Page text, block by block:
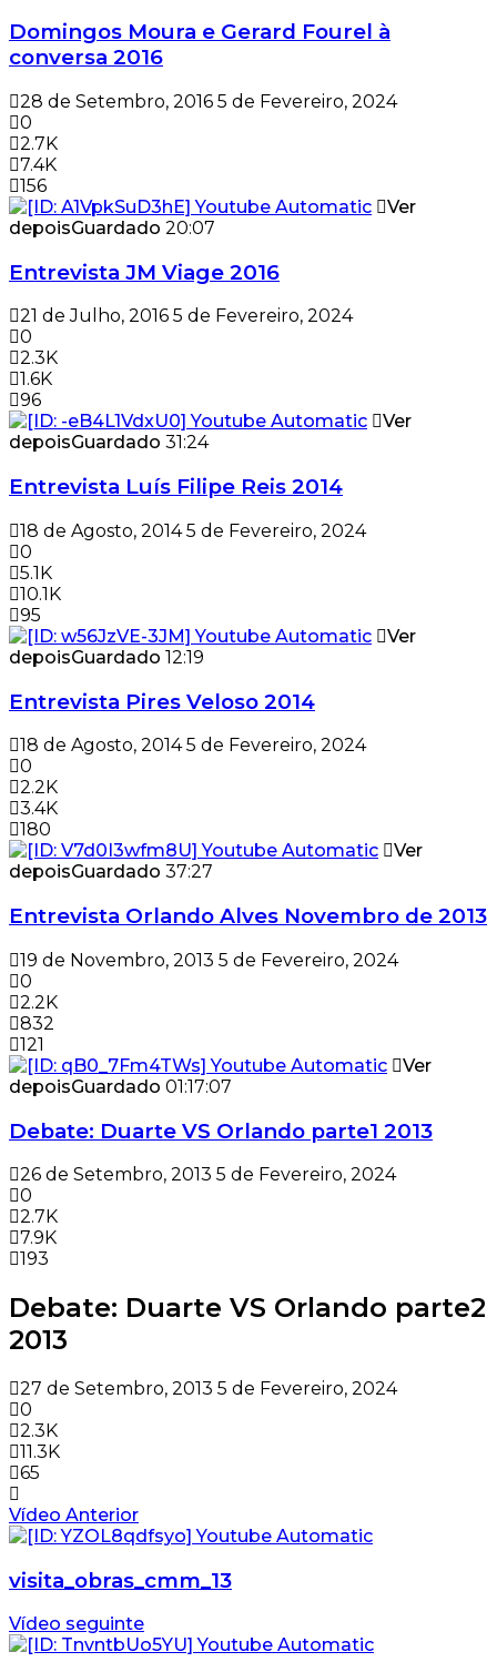
Domingos Moura e Gerard Fourel à
conversa 2016
28 de Setembro, 2016 5 de Fevereiro, 2024
0
2.7K
7.4K
156
Ver
depoisGuardado 20:07
Entrevista JM Viage 2016
21 de Julho, 2016 5 de Fevereiro, 2024
0
2.3K
1.6K
96
Ver
depoisGuardado 31:24
Entrevista Luís Filipe Reis 2014
18 de Agosto, 2014 5 de Fevereiro, 2024
0
5.1K
10.1K
95
Ver
depoisGuardado 12:19
Entrevista Pires Veloso 2014
18 de Agosto, 2014 5 de Fevereiro, 2024
0
2.2K
3.4K
180
Ver
depoisGuardado 37:27
Entrevista Orlando Alves Novembro de 2013
19 de Novembro, 2013 5 de Fevereiro, 2024
0
2.2K
832
121
Ver
depoisGuardado 01:17:07
Debate: Duarte VS Orlando parte1 2013
26 de Setembro, 2013 5 de Fevereiro, 2024
0
2.7K
7.9K
193
Debate: Duarte VS Orlando parte2
2013
27 de Setembro, 2013 5 de Fevereiro, 2024
0
2.3K
11.3K
65
Vídeo Anterior
visita_obras_cmm_13
Vídeo seguinte